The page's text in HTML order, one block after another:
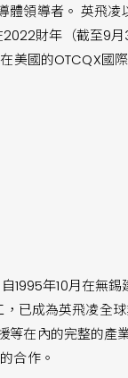
領導者。 英飛
財年（截至9月
美國的OTCQX國
1995年10月在無
已成為英飛凌全
在內的完整的產
合作。